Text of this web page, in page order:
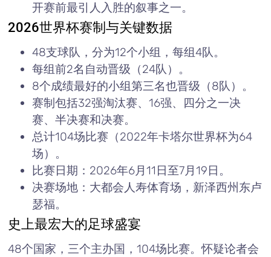
开赛前最引人入胜的叙事之一。
2026世界杯赛制与关键数据
48支球队，分为12个小组，每组4队。
每组前2名自动晋级（24队）。
8个成绩最好的小组第三名也晋级（8队）。
赛制包括32强淘汰赛、16强、四分之一决
赛、半决赛和决赛。
总计104场比赛（2022年卡塔尔世界杯为64
场）。
比赛日期：2026年6月11日至7月19日。
决赛场地：大都会人寿体育场，新泽西州东卢
瑟福。
史上最宏大的足球盛宴
48个国家，三个主办国，104场比赛。怀疑论者会